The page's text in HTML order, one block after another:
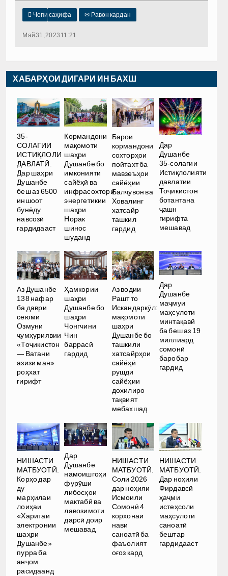
 Чопи саҳифа ✉ Равон кардан
Май 31, 2023 11:21
ХАБАРҲОИ ДИГАРИ ИН БАХШ
35-
СОЛАГИИ
ИСТИҚЛОЛИ
ДАВЛАТӢ.
Дар шаҳри
Душанбе
беш аз 6500
иншоот
бунёду
навсозӣ
гардидааст
Кормандони
мақомоти
шаҳри
Душанбе бо
имконияти
сайёҳӣ ва
инфрасохтори
энергетикии
шаҳри
Норак
шинос
шуданд
Барои
кормандони
сохторҳои
пойтахт ба
мавзеъҳои
сайёҳии
Балҷувон ва
Ховалинг
хатсайр
ташкил
гардид
Дар
Душанбе
35-солагии
Истиқлолияти
давлатии
Тоҷикистон
ботантана
ҷашн
гирифта
мешавад
Аз Душанбе
138 нафар
ба даври
сеюми
Озмуни
ҷумҳуриявии
«Тоҷикистон
— Ватани
азизи ман»
роҳхат
гирифт
Ҳамкории
шаҳри
Душанбе бо
шаҳри
Чонгчини
Чин
баррасӣ
гардид
Аз водии
Рашт то
Искандаркӯл:
мақомоти
шаҳри
Душанбе бо
ташкили
хатсайрҳои
сайёҳӣ
рушди
сайёҳии
дохилиро
тақвият
мебахшад
Дар
Душанбе
маҷмуи
маҳсулоти
минтақавӣ
ба беш аз 19
миллиард
сомонӣ
баробар
гардид
НИШАСТИ
МАТБУОТӢ.
Корҳо дар
ду
марҳилаи
лоиҳаи
«Харитаи
электронии
шаҳри
Душанбе»
пурра ба
анҷом
расидаанд
Дар
Душанбе
намоишгоҳи
фурӯши
либосҳои
мактабӣ ва
лавозимоти
дарсӣ доир
мешавад
НИШАСТИ
МАТБУОТӢ.
Соли 2026
дар ноҳияи
Исмоили
Сомонӣ 4
корхонаи
нави
саноатӣ ба
фаъолият
оғоз кард
НИШАСТИ
МАТБУОТӢ.
Дар ноҳияи
Фирдавсӣ
ҳаҷми
истеҳсоли
маҳсулоти
саноатӣ
бештар
гардидааст